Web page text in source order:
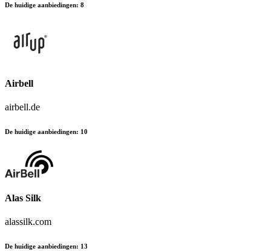
De huidige aanbiedingen: 8
Airbell
airbell.de
De huidige aanbiedingen: 10
Alas Silk
alassilk.com
De huidige aanbiedingen: 13